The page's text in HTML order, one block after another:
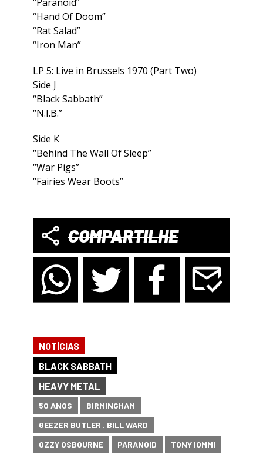
“Hand Of Doom”
“Rat Salad”
“Iron Man”
LP 5: Live in Brussels 1970 (Part Two)
Side J
“Black Sabbath”
“N.I.B.”
Side K
“Behind The Wall Of Sleep”
“War Pigs”
“Fairies Wear Boots”
COMPARTILHE
NOTÍCIAS
BLACK SABBATH
HEAVY METAL
50 ANOS
BIRMINGHAM
GEEZER BUTLER . BILL WARD
OZZY OSBOURNE
PARANOID TONY IOMMI